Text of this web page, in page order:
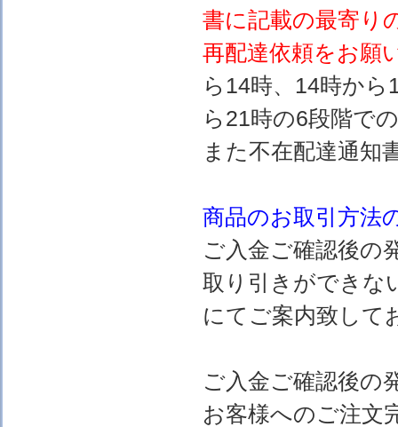
書に記載の最寄り
再配達依頼をお願
ら14時、14時か
ら21時の6段階で
また不在配達通知
商品のお取引方法
ご入金ご確認後の
取り引きができな
にてご案内致して
ご入金ご確認後の
お客様へのご注文